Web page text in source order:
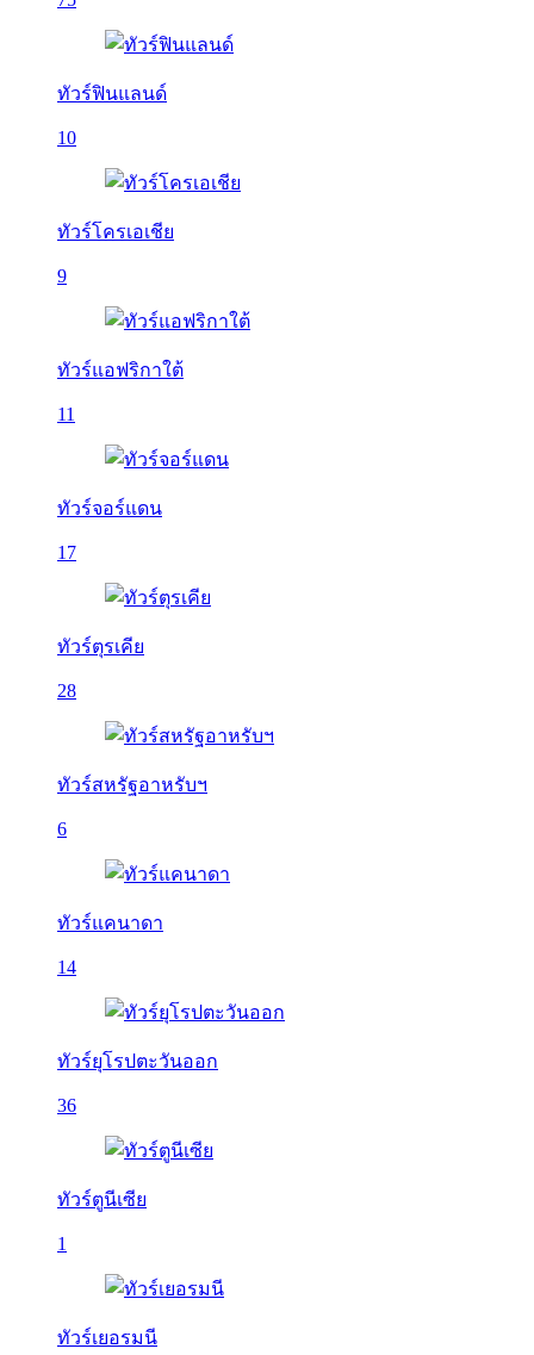
ทัวร์ฟินแลนด์
10
ทัวร์โครเอเชีย
9
ทัวร์แอฟริกาใต้
11
ทัวร์จอร์แดน
17
ทัวร์ตุรเคีย
28
ทัวร์สหรัฐอาหรับฯ
6
ทัวร์แคนาดา
14
ทัวร์ยุโรปตะวันออก
36
ทัวร์ตูนีเซีย
1
ทัวร์เยอรมนี